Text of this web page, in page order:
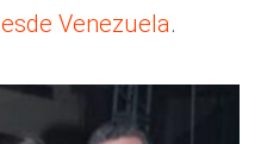
Venezuela.